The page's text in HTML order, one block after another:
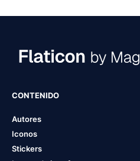
CONTENIDO
Autores
Iconos
Stickers